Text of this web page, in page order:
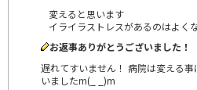
変えると思います
イライラストレスがあるのはよく
お返事ありがとうございました！
遅れてすいません！ 病院は変える
いましたm(_ _)m